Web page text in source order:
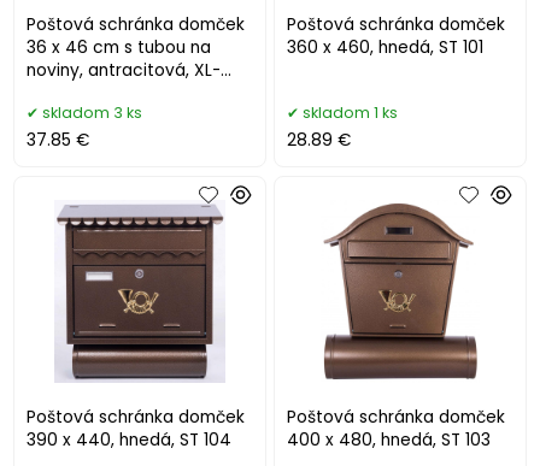
Poštová schránka domček
36 x 46 cm s tubou na
noviny, antracitová, XL-
skladom 3 ks
37.85 €
Poštová schránka domček
360 x 460, hnedá, ST 101
skladom 1 ks
28.89 €
Poštová schránka domček
390 x 440, hnedá, ST 104
Poštová schránka domček
400 x 480, hnedá, ST 103